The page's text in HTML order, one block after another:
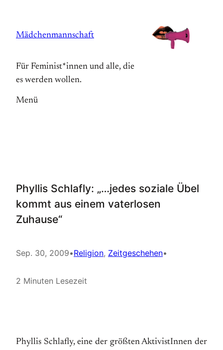
springen
Mädchenmannschaft
Für Feminist*innen und alle, die
es werden wollen.
Menü
Phyllis Schlafly: „…jedes soziale Übel
kommt aus einem vaterlosen
Zuhause“
Sep. 30, 2009•Religion, Zeitgeschehen•
2 Minuten Lesezeit
Phyllis Schlafly, eine der größten AktivistInnen der